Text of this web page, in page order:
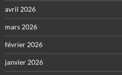
avril 2026
mars 2026
février 2026
janvier 2026